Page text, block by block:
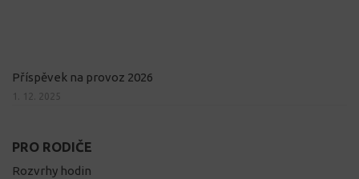
Příspěvek na provoz 2026
1. 12. 2025
PRO RODIČE
Rozvrhy hodin